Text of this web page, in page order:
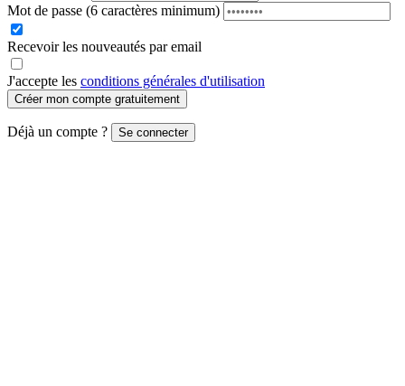
Mot de passe (6 caractères minimum)
Recevoir les nouveautés par email
J'accepte les conditions générales d'utilisation
Créer mon compte gratuitement
Déjà un compte ? Se connecter